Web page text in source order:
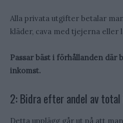
Alla privata utgifter betalar
kläder, cava med tjejerna eller
Passar bäst i förhållanden där
inkomst.
2: Bidra efter andel av
Detta upplägg går ut på att